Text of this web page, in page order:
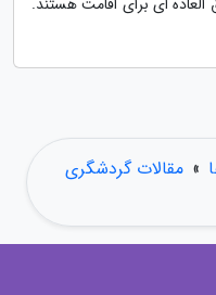
» مقالات گردشگری